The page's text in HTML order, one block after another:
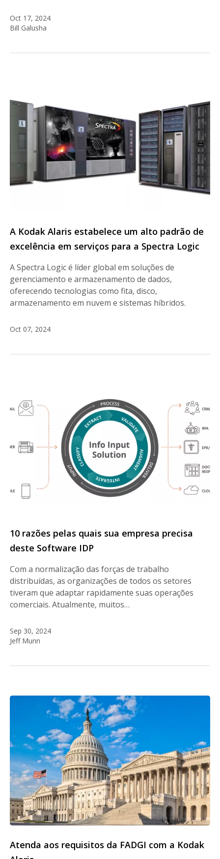
Oct 17, 2024
Bill Galusha
A Kodak Alaris estabelece um alto padrão de
excelência em serviços para a Spectra Logic
A Spectra Logic é líder global em soluções de
gerenciamento e armazenamento de dados,
oferecendo tecnologias como fita, disco,
armazenamento em nuvem e sistemas híbridos.
Oct 07, 2024
10 razões pelas quais sua empresa precisa
deste Software IDP
Com a normalização das forças de trabalho
distribuídas, as organizações de todos os setores
tiveram que adaptar rapidamente suas operações
comerciais. Atualmente, muitos…
Sep 30, 2024
Jeff Munn
Atenda aos requisitos da FADGI com a Kodak